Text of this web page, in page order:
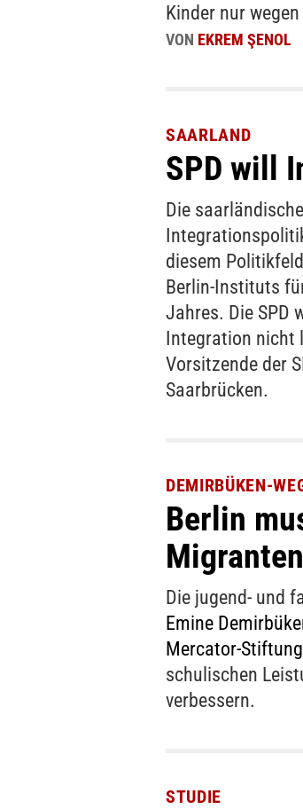
Kinder nur
VON EKREM ŞENOL
SAARLAND
SPD will
Die
diesem
Berlin-Instituts
Jahres. Die SPD
Integration nicht
Vorsitzende der
Saarbrücken.
DEMIRBÜKEN-
Berlin
Die jugend- und
Emine
Mercator-Stiftung
schulischen
verbessern.
STUDIE